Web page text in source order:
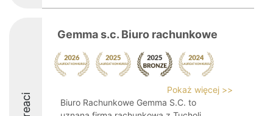
Gemma s.c. Biuro rachunkowe
Pokaż więcej >>
Biuro Rachunkowe Gemma S.C. to